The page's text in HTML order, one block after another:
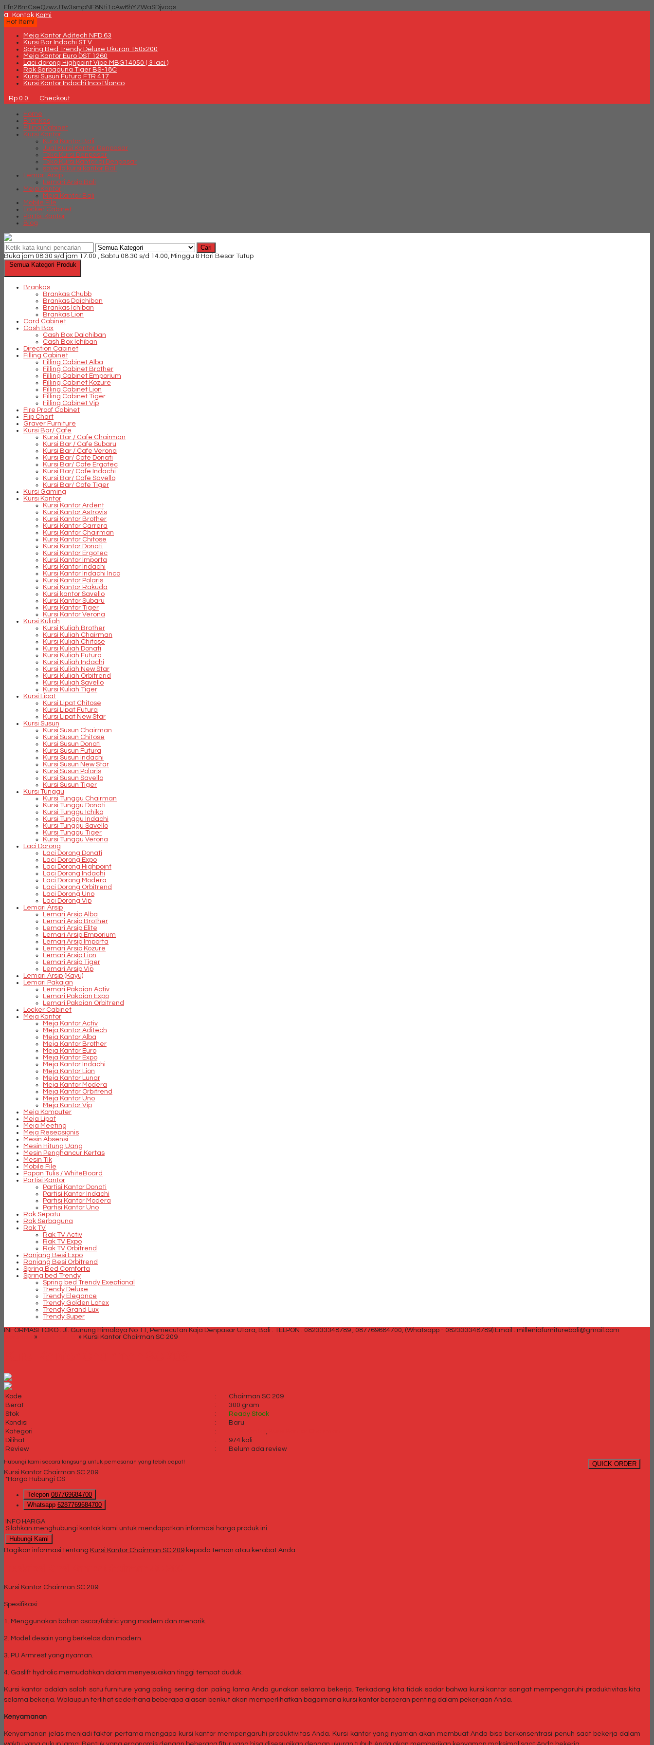
Ffn26mCseQzwzJTw3smpNE8Nti1cAw6hYZWaSDjvoqs
q
Kontak Kami
Hot Item!
Meja Kantor Aditech NFD 63
Kursi Bar Indachi ST V
Spring Bed Trendy Deluxe Ukuran 150x200
Meja Kantor Euro DST 1260
Laci dorong Highpoint Vibe MBG14050 ( 3 laci )
Rak Serbaguna Tiger BS-18C
Kursi Susun Futura FTR 417
Kursi Kantor Indachi Inco Blanco
Rp 0 0 Checkout
Home
Brankas
Filling Cabinet
Kursi Kantor
Kursi Kantor Bali
Jual Kursi Kantor Denpasar
Toko Kursi Denpasar
Toko Kursi Kantor di Denpasar
savello kursi kantor Bali
Lemari Arsip
Lemari Arsip Bali
Meja Kantor
Meja Kantor Bali
Mobile File
Locker Cabinet
Partisi Kantor
Blog
Cari
Buka jam 08.30 s/d jam 17.00 , Sabtu 08.30 s/d 14.00, Minggu & Hari Besar Tutup
Semua Kategori Produk
Brankas
Brankas Chubb
Brankas Daichiban
Brankas Ichiban
Brankas Lion
Card Cabinet
Cash Box
Cash Box Daichiban
Cash Box Ichiban
Direction Cabinet
Filling Cabinet
Filling Cabinet Alba
Filling Cabinet Brother
Filling Cabinet Emporium
Filling Cabinet Kozure
Filling Cabinet Lion
Filling Cabinet Tiger
Filling Cabinet Vip
Fire Proof Cabinet
Flip Chart
Graver Furniture
Kursi Bar/ Cafe
Kursi Bar / Cafe Chairman
Kursi Bar / Cafe Subaru
Kursi Bar / Cafe Verona
Kursi Bar/ Cafe Donati
Kursi Bar/ Cafe Ergotec
Kursi Bar/ Cafe Indachi
Kursi Bar/ Cafe Savello
Kursi Bar/ Cafe Tiger
Kursi Gaming
Kursi Kantor
Kursi Kantor Ardent
Kursi Kantor Astrovis
Kursi Kantor Brother
Kursi Kantor Carrera
Kursi Kantor Chairman
Kursi Kantor Chitose
Kursi Kantor Donati
Kursi Kantor Ergotec
Kursi Kantor Importa
Kursi Kantor Indachi
Kursi Kantor Indachi Inco
Kursi Kantor Polaris
Kursi Kantor Rakuda
Kursi kantor Savello
Kursi Kantor Subaru
Kursi Kantor Tiger
Kursi Kantor Verona
Kursi Kuliah
Kursi Kuliah Brother
Kursi Kuliah Chairman
Kursi Kuliah Chitose
Kursi Kuliah Donati
Kursi Kuliah Futura
Kursi Kuliah Indachi
Kursi Kuliah New Star
Kursi Kuliah Orbitrend
Kursi Kuliah Savello
Kursi Kuliah Tiger
Kursi Lipat
Kursi Lipat Chitose
Kursi Lipat Futura
Kursi Lipat New Star
Kursi Susun
Kursi Susun Chairman
Kursi Susun Chitose
Kursi Susun Donati
Kursi Susun Futura
Kursi Susun Indachi
Kursi Susun New Star
Kursi Susun Polaris
Kursi Susun Savello
Kursi Susun Tiger
Kursi Tunggu
Kursi Tunggu Chairman
Kursi Tunggu Donati
Kursi Tunggu Ichiko
Kursi Tunggu Indachi
Kursi Tunggu Savello
Kursi Tunggu Tiger
Kursi Tunggu Verona
Laci Dorong
Laci Dorong Donati
Laci Dorong Expo
Laci Dorong Highpoint
Laci Dorong Indachi
Laci Dorong Modera
Laci Dorong Orbitrend
Laci Dorong Uno
Laci Dorong Vip
Lemari Arsip
Lemari Arsip Alba
Lemari Arsip Brother
Lemari Arsip Elite
Lemari Arsip Emporium
Lemari Arsip Importa
Lemari Arsip Kozure
Lemari Arsip Lion
Lemari Arsip Tiger
Lemari Arsip Vip
Lemari Arsip (Kayu)
Lemari Pakaian
Lemari Pakaian Activ
Lemari Pakaian Expo
Lemari Pakaian Orbitrend
Locker Cabinet
Meja Kantor
Meja Kantor Activ
Meja Kantor Aditech
Meja Kantor Alba
Meja Kantor Brother
Meja Kantor Euro
Meja Kantor Expo
Meja Kantor Indachi
Meja Kantor Lion
Meja Kantor Lunar
Meja Kantor Modera
Meja Kantor Orbitrend
Meja Kantor Uno
Meja Kantor Vip
Meja Komputer
Meja Lipat
Meja Meeting
Meja Resepsionis
Mesin Absensi
Mesin Hitung Uang
Mesin Penghancur Kertas
Mesin Tik
Mobile File
Papan Tulis / WhiteBoard
Partisi Kantor
Partisi Kantor Donati
Partisi Kantor Indachi
Partisi Kantor Modera
Partisi Kantor Uno
Rak Sepatu
Rak Serbaguna
Rak TV
Rak TV Activ
Rak TV Expo
Rak TV Orbitrend
Ranjang Besi Expo
Ranjang Besi Orbitrend
Spring Bed Comforta
Spring bed Trendy
Spring bed Trendy Exeptional
Trendy Deluxe
Trendy Elegance
Trendy Golden Latex
Trendy Grand Lux
Trendy Super
INFORMASI TOKO : Jl. Gunung Himalaya No 11, Pemecutan Kaja Denpasar Utara, Bali . TELPON : 082333348789 , 087769684700, (Whatsapp - 082333348789) Email : milleniafurniturebali@gmail.com
» » Kursi Kantor Chairman SC 209
Kode :
Chairman SC 209
Berat
:
300 gram
Stok
:
Ready Stock
Kondisi
:
Baru
Kategori
:
Dilihat
:
974 kali
Review
: Belum ada review
QUICK ORDER
Hubungi kami secara langsung untuk pemesanan yang lebih cepat!
Kursi Kantor Chairman SC 209
*Harga Hubungi CS
Telepon 087769684700
Whatsapp 6287769684700
INFO HARGA
Silahkan menghubungi kontak kami untuk mendapatkan informasi harga produk ini.
Hubungi Kami
Bagikan informasi tentang Kursi Kantor Chairman SC 209 kepada teman atau kerabat Anda.
Kursi Kantor Chairman SC 209
Spesifikasi:
1. Menggunakan bahan oscar/fabric yang modern dan menarik.
2. Model desain yang berkelas dan modern.
3. PU Armrest yang nyaman.
4. Gaslift hydrolic memudahkan dalam menyesuaikan tinggi tempat duduk.
Kursi kantor adalah salah satu furniture yang paling sering dan paling lama Anda gunakan selama bekerja. Terkadang kita tidak sadar bahwa kursi kantor sangat mempengaruhi produktivitas kita
selama bekerja. Walaupun terlihat sederhana beberapa alasan berikut akan memperlihatkan bagaimana kursi kantor berperan penting dalam pekerjaan Anda.
Kenyamanan
Kenyamanan jelas menjadi faktor pertama mengapa kursi kantor mempengaruhi produktivitas Anda. Kursi kantor yang nyaman akan membuat Anda bisa berkonsentrasi penuh saat bekerja dalam